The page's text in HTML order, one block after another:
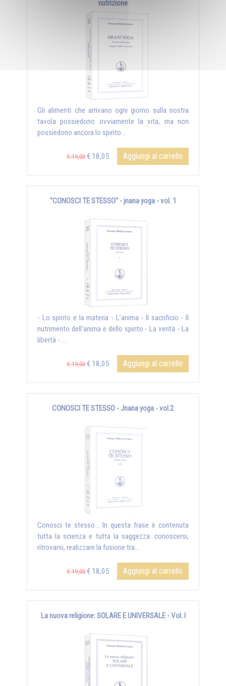
nutrizione
Gli alimenti che arrivano ogni giorno sulla nostra
tavola possiedono ovviamente la vita, ma non
possiedono ancora lo spirito...
€ 19,00 € 18,05 Aggiungi al carrello
"CONOSCI TE STESSO" - jnana yoga - vol. 1
- Lo spirito e la materia - L’anima - Il sacrificio - Il
nutrimento dell’anima e dello spirito - La verità - La
libertà - ...
€ 19,00 € 18,05 Aggiungi al carrello
CONOSCI TE STESSO - Jnana yoga - vol.2
Conosci te stesso... In questa frase è contenuta
tutta la scienza e tutta la saggezza: conoscersi,
ritrovarsi, realizzare la fusione tra...
€ 19,00 € 18,05 Aggiungi al carrello
La nuova religione: SOLARE E UNIVERSALE - Vol. I